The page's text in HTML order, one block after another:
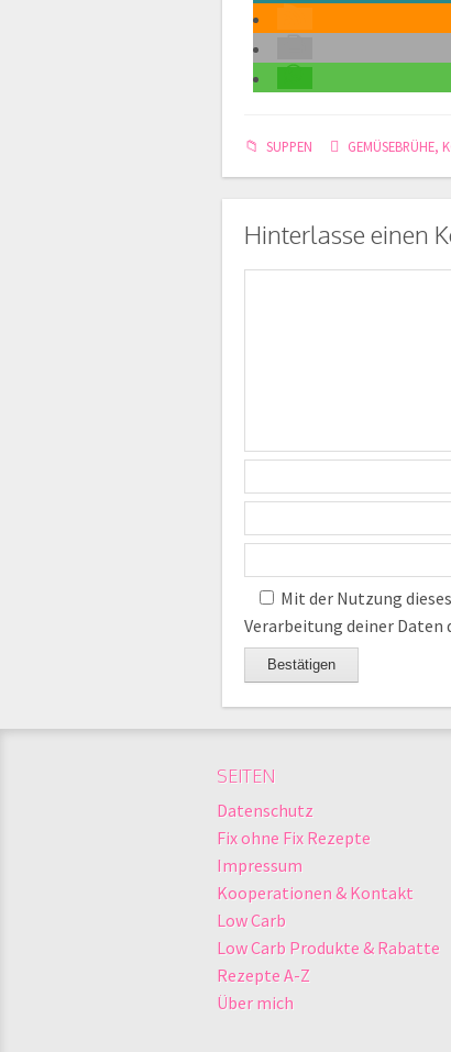
SUPPEN GEMÜSEBRÜHE,
Hinterlasse einen
Mit der Nutzung
Verarbeitung deiner Daten
SEITEN
Datenschutz
Fix ohne Fix Rezepte
Impressum
Kooperationen & Kontakt
Low Carb
Low Carb Produkte & Rabatte
Rezepte A-Z
Über mich